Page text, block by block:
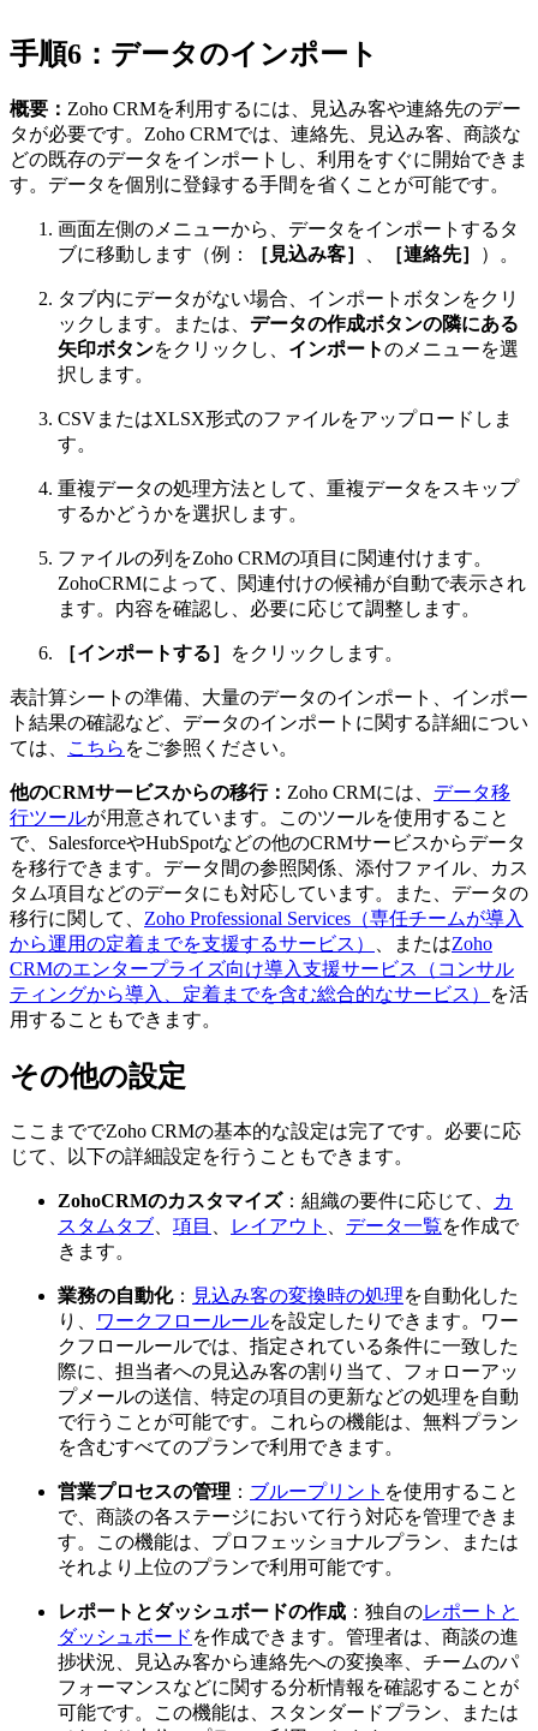
手順6：データのインポート
概要： Zoho CRMを利用するには、見込み客や連絡先のデー
タが必要です。Zoho CRMでは、連絡先、見込み客、商談な
どの既存のデータをインポートし、利用をすぐに開始できま
す。データを個別に登録する手間を省くことが可能です。
画面左側のメニューから、データをインポートするタ
ブに移動します（例：
［見込み客］ ［連絡先］ ）。
タブ内にデータがない場合、インポートボタンをクリ
ックします。または、 データの作成ボタンの隣にある
矢印ボタンをクリックし、 インポートのメニューを選
択します。
CSVまたはXLSX形式のファイルをアップロードしま
す。
重複データの処理方法として、重複データをスキップ
するかどうかを選択します。
ファイルの列をZoho CRMの項目に関連付けます。
ZohoCRMによって、関連付けの候補が自動で表示され
ます。内容を確認し、必要に応じて調整します。
［インポートする］ をクリックします。
表計算シートの準備、大量のデータのインポート、インポー
ト結果の確認など、データのインポートに関する詳細につい
ては、
こちら をご参照ください。
他のCRMサービスからの移行： Zoho CRMには、 データ移
行ツールが用意されています。このツールを使用すること
で、SalesforceやHubSpotなどの他のCRMサービスからデータ
を移行できます。データ間の参照関係、添付ファイル、カス
タム項目などのデータにも対応しています。また、データの
移行に関して、 Zoho Professional Services（専任チームが導入
から運用の定着までを支援するサービス）
、またはZoho
CRMのエンタープライズ向け導入支援サービス（コンサル
ティングから導入、定着までを含む総合的なサービス）
を活
用することもできます。
その他の設定
ここまででZoho CRMの基本的な設定は完了です。必要に応
じて、以下の詳細設定を行うこともできます。
ZohoCRMのカスタマイズ：組織の要件に応じて、
カ
スタムタブ
項目 レイアウト データ一覧を作成で
きます。
業務の自動化： 見込み客の変換時の処理を自動化した
り、
ワークフロールールを設定したりできます。ワー
クフロールールでは、指定されている条件に一致した
際に、担当者への見込み客の割り当て、フォローアッ
プメールの送信、特定の項目の更新などの処理を自動
で行うことが可能です。これらの機能は、無料プラン
を含むすべてのプランで利用できます。
営業プロセスの管理 ： ブループリント を使用すること
で、商談の各ステージにおいて行う対応を管理できま
す。この機能は、プロフェッショナルプラン、または
それより上位のプランで利用可能です。
レポートとダッシュボードの作成 ：独自のレポートと
ダッシュボード を作成できます。管理者は、商談の進
捗状況、見込み客から連絡先への変換率、チームのパ
フォーマンスなどに関する分析情報を確認することが
可能です。この機能は、スタンダードプラン、または